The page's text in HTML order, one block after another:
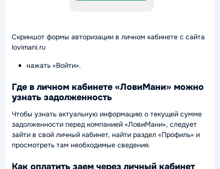
Скриншот формы авторизации в личном кабинете с сайта
lovimani.ru
нажать «Войти».
Где в личном кабинете «ЛовиМани» можно
узнать задолженность
Чтобы узнать актуальную информацию о текущей сумме
задолженности перед компанией «ЛовиМани», следует
зайти в свой личный кабинет, найти раздел «Профиль» и
просмотреть там необходимые сведения.
Как оплатить заем через личный кабинет